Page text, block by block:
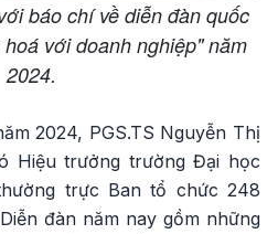
báo chí về diễn đàn quốc
với doanh nghiệp" năm
2024.
2024, PGS.TS Nguyễn Thị
Hiệu trưởng trường Đại học
trực Ban tổ chức 248
đàn năm nay gồm những